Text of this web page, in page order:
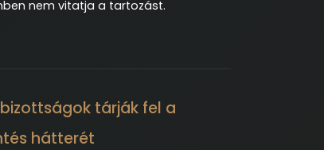
nem vitatja a tartozást.
tárják fel a
hátterét